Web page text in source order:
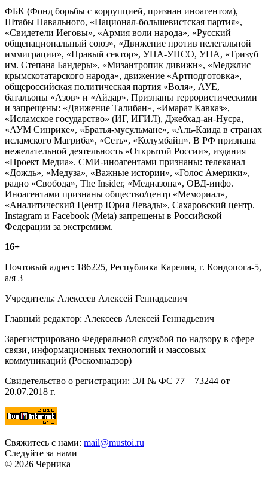
ФБК (Фонд борьбы с коррупцией, признан иноагентом),
Штабы Навального, «Национал-большевистская партия»,
«Свидетели Иеговы», «Армия воли народа», «Русский
общенациональный союз», «Движение против нелегальной
иммиграции», «Правый сектор», УНА-УНСО, УПА, «Тризуб
им. Степана Бандеры», «Мизантропик дивижн», «Меджлис
крымскотатарского народа», движение «Артподготовка»,
общероссийская политическая партия «Воля», АУЕ,
батальоны «Азов» и «Айдар». Признаны террористическими
и запрещены: «Движение Талибан», «Имарат Кавказ»,
«Исламское государство» (ИГ, ИГИЛ), Джебхад-ан-Нусра,
«АУМ Синрике», «Братья-мусульмане», «Аль-Каида в странах
исламского Магриба», «Сеть», «Колумбайн». В РФ признана
нежелательной деятельность «Открытой России», издания
«Проект Медиа». СМИ-иноагентами признаны: телеканал
«Дождь», «Медуза», «Важные истории», «Голос Америки»,
радио «Свобода», The Insider, «Медиазона», ОВД-инфо.
Иноагентами признаны общество/центр «Мемориал»,
«Аналитический Центр Юрия Левады», Сахаровский центр.
Instagram и Facebook (Metа) запрещены в Российской
Федерации за экстремизм.
16+
Почтовый адрес: 186225, Республика Карелия, г. Кондопога-5,
а/я 3
Учредитель: Алексеев Алексей Геннадьевич
Главный редактор: Алексеев Алексей Геннадьевич
Зарегистрировано Федеральной службой по надзору в сфере
связи, информационных технологий и массовых
коммуникаций (Роскомнадзор)
Свидетельство о регистрации: ЭЛ № ФС 77 – 73244 от
20.07.2018 г.
Свяжитесь с нами: mail@mustoi.ru
Следуйте за нами
© 2026 Черника